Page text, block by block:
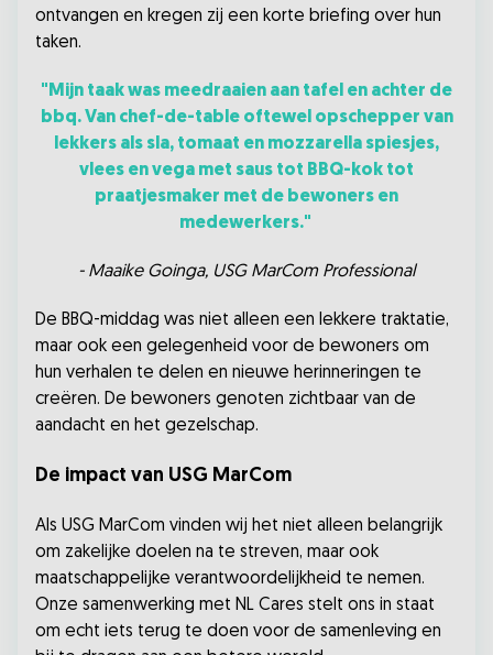
ontvangen en kregen zij een korte briefing over hun
taken.
"Mijn taak was meedraaien aan tafel en achter de
bbq. Van chef-de-table oftewel opschepper van
lekkers als sla, tomaat en mozzarella spiesjes,
vlees en vega met saus tot BBQ-kok tot
praatjesmaker met de bewoners en
medewerkers."
- Maaike Goinga, USG MarCom Professional
De BBQ-middag was niet alleen een lekkere traktatie,
maar ook een gelegenheid voor de bewoners om
hun verhalen te delen en nieuwe herinneringen te
creëren. De bewoners genoten zichtbaar van de
aandacht en het gezelschap.
De impact van USG MarCom
Als USG MarCom vinden wij het niet alleen belangrijk
om zakelijke doelen na te streven, maar ook
maatschappelijke verantwoordelijkheid te nemen.
Onze samenwerking met NL Cares stelt ons in staat
om echt iets terug te doen voor de samenleving en